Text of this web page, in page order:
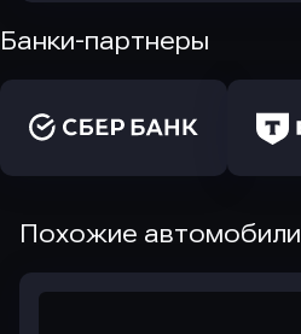
Банки-партнеры
Похожие автомобили